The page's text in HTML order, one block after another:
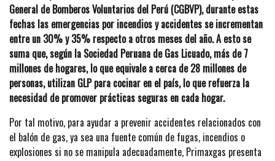
General de Bomberos Voluntarios del Perú (CGBVP), durante estas
fechas las emergencias por incendios y accidentes se incrementan
entre un 30% y 35% respecto a otros meses del año. A esto se
suma que, según la Sociedad Peruana de Gas Licuado, más de 7
millones de hogares, lo que equivale a cerca de 28 millones de
personas, utilizan GLP para cocinar en el país, lo que refuerza la
necesidad de promover prácticas seguras en cada hogar.
Por tal motivo, para ayudar a prevenir accidentes relacionados con
el balón de gas, ya sea una fuente común de fugas, incendios o
explosiones si no se manipula adecuadamente, Primaxgas presenta